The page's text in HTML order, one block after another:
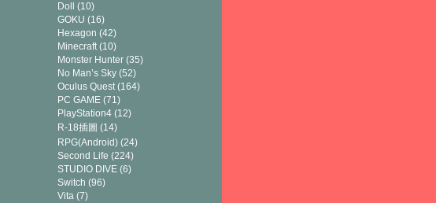
Doll
(10)
GOKU (16)
Hexagon (42)
Minecraft(10)
Monster Hunter (35)
No Man’s Sky (52)
Oculus Quest(164)
PC GAME (71)
PlayStation4 (12)
R-18插圖 (14)
RPG(Android) (24)
Second Life (224)
STUDIO DIVE (6)
Switch (96)
Vita (7)